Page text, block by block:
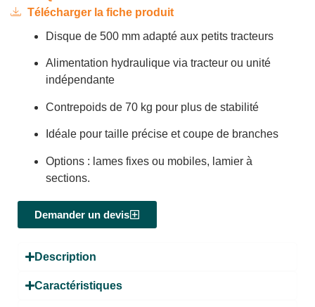
Télécharger la fiche produit
Disque de 500 mm adapté aux petits tracteurs
Alimentation hydraulique via tracteur ou unité
indépendante
Contrepoids de 70 kg pour plus de stabilité
Idéale pour taille précise et coupe de branches
Options : lames fixes ou mobiles, lamier à
sections.
Demander un devis
Description
Caractéristiques